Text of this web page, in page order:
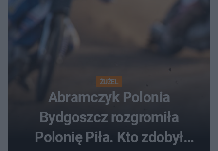
ŻUŻEL
Abramczyk Polonia
Bydgoszcz rozgromiła
Polonię Piła. Kto zdobył